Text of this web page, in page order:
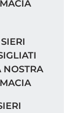
DALLA